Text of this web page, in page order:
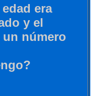
era
y el
número